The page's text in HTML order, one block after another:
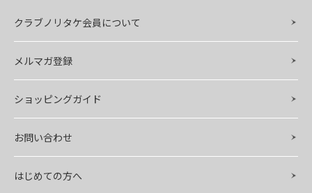
クラブノリタケ会員について
メルマガ登録
ショッピングガイド
お問い合わせ
はじめての方へ